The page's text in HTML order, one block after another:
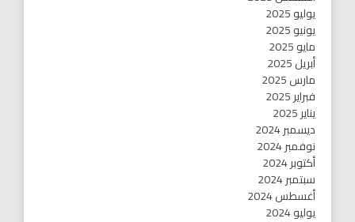
يوليو 2025
يونيو 2025
مايو 2025
أبريل 2025
مارس 2025
فبراير 2025
يناير 2025
ديسمبر 2024
نوفمبر 2024
أكتوبر 2024
سبتمبر 2024
أغسطس 2024
يوليو 2024